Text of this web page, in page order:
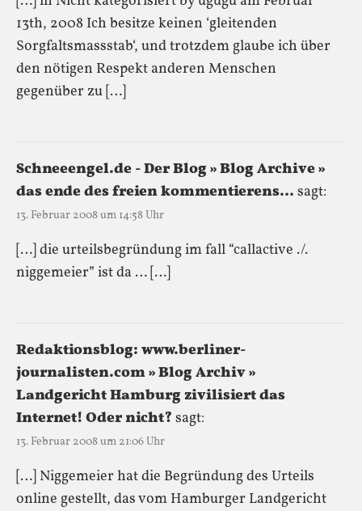
13th, 2008 Ich besitze keinen ‘gleitenden
Sorgfaltsmassstab‘, und trotzdem glaube ich über
den nötigen Respekt anderen Menschen
gegenüber zu […]
Schneeengel.de - Der Blog » Blog Archive »
das ende des freien kommentierens… sagt:
13. Februar 2008 um 14:58 Uhr
[…] die urteilsbegründung im fall “callactive ./.
niggemeier” ist da … […]
Redaktionsblog: www.berliner-
journalisten.com » Blog Archiv »
Landgericht Hamburg zivilisiert das
Internet! Oder nicht? sagt:
13. Februar 2008 um 21:06 Uhr
[…] Niggemeier hat die Begründung des Urteils
online gestellt, das vom Hamburger Landgericht